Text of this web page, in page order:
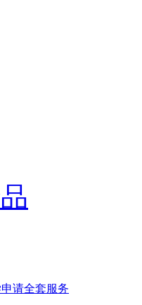
请全套服务